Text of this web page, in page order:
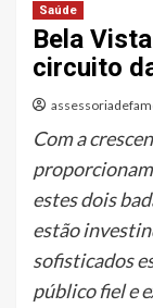
Saúde
Bela
circuito
Com a
estes dois
estão
sofisticados
público fiel e